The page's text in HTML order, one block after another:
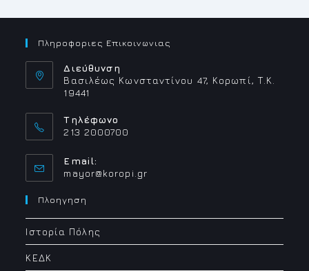
Πληροφοριες Επικοινωνιας
Διεύθυνση
Βασιλέως Κωνσταντίνου 47, Κορωπί, Τ.Κ.
19441
Τηλέφωνο
213 2000700
Email:
mayor@koropi.grOpens
Πλοηγηση
Ιστορία Πόλης
ΚΕΔΚ